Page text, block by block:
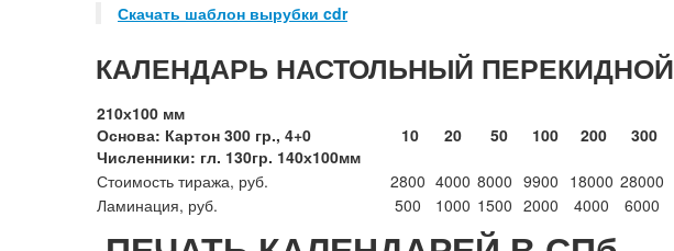
Скачать шаблон вырубки cdr
КАЛЕНДАРЬ НАСТОЛЬНЫЙ ПЕРЕКИДНОЙ
210х100 мм
Основа: Картон 300 гр., 4+0
Численники: гл. 130гр. 140х100мм
10 20 50 100 200 300
Стоимость тиража, руб. 2800 4000 8000 9900 18000 28000
Ламинация, руб.
500 1000 1500 2000 4000 6000